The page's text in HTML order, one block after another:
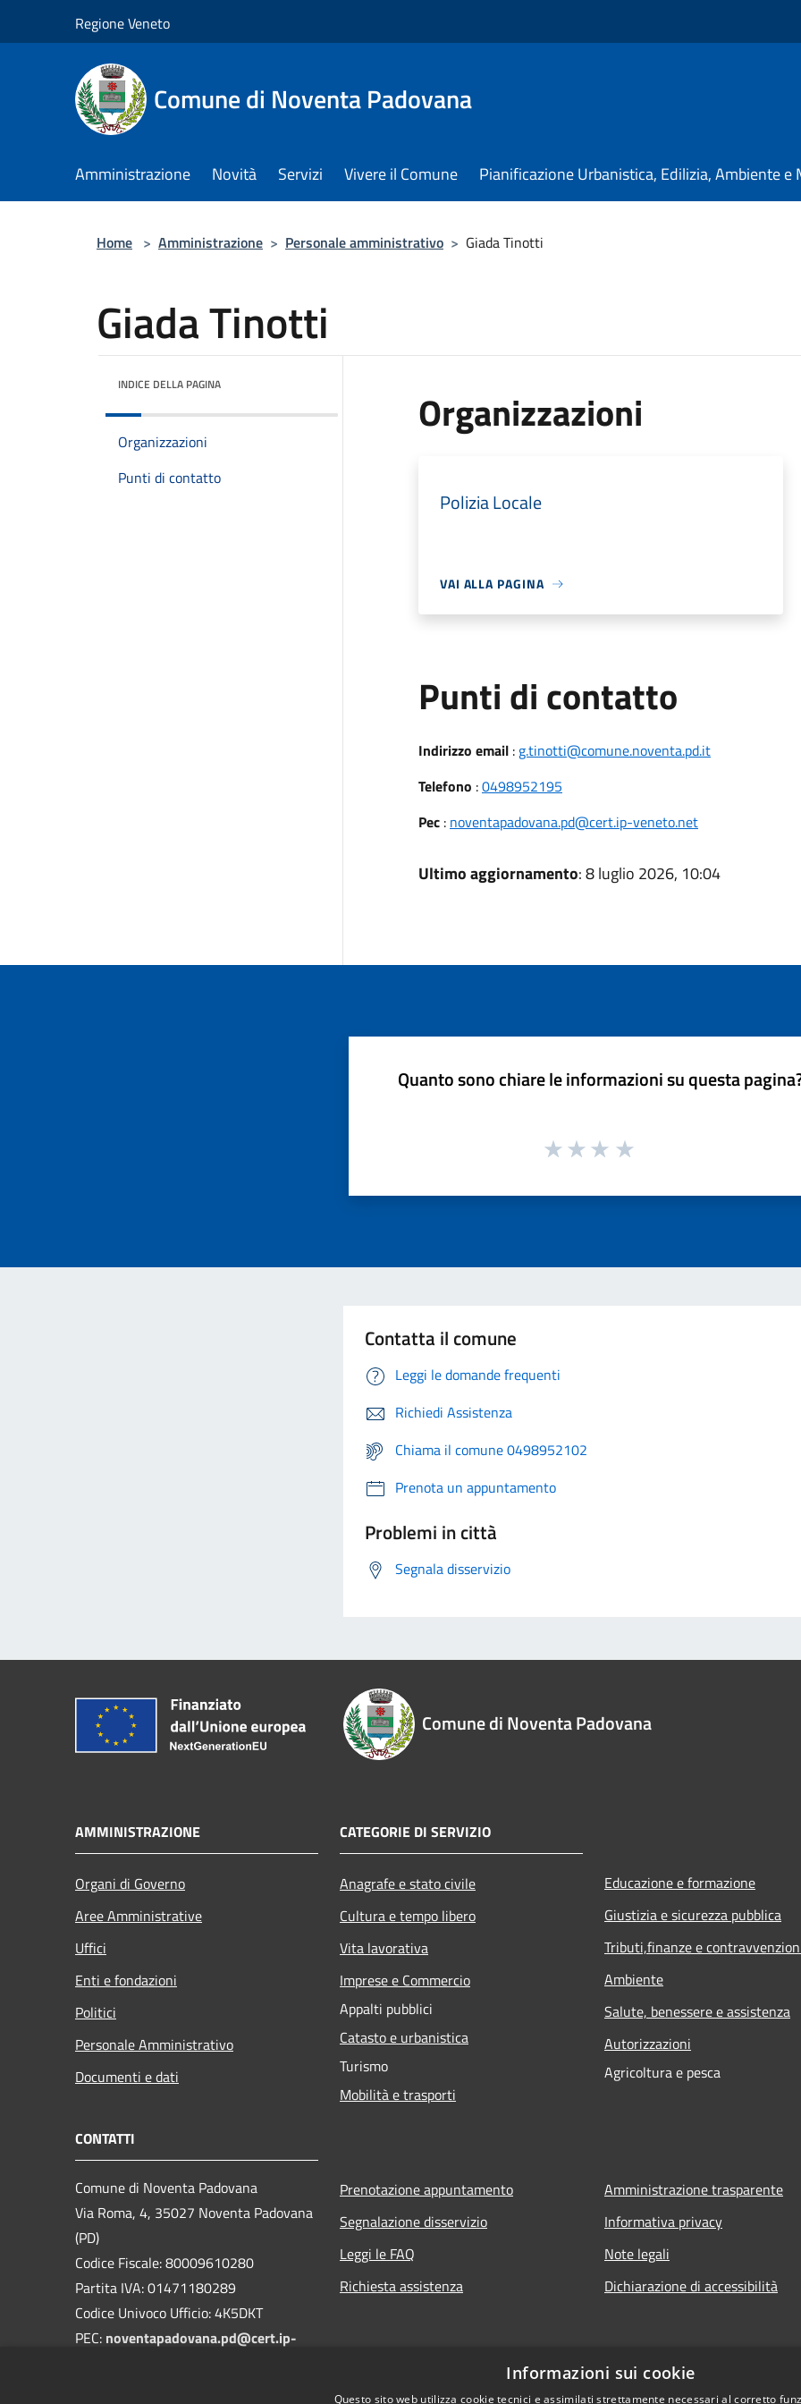
Regione Veneto
Comune di Noventa Padovana
Amministrazione Novità Servizi Vivere il Comune Pianificazione Urbanistica, Edilizia, Ambiente
Home > Amministrazione > Personale amministrativo > Giada Tinotti
Giada Tinotti
INDICE DELLA PAGINA
Organizzazioni
Punti di contatto
Organizzazioni
Polizia Locale
VAI ALLA PAGINA
Punti di contatto
Indirizzo email: g.tinotti@comune.noventa.pd.it
Telefono :0498952195
Pec: noventapadovana.pd@cert.ip-veneto.net
Ultimo aggiornamento: 8 luglio 2026, 10:04
Quanto sono chiare le informazioni su questa
Contatta il comune
Leggi le domande frequenti
Richiedi Assistenza
Chiama il comune 0498952102
Prenota un appuntamento
Problemi in città
Segnala disservizio
Comune di Noventa Padovana
AMMINISTRAZIONE
Organi di Governo
Aree Amministrative
Uffici
Enti e fondazioni
Politici
Personale Amministrativo
Documenti e dati
CATEGORIE DI SERVIZIO
Anagrafe e stato civile
Cultura e tempo libero
Vita lavorativa
Imprese e Commercio
Appalti pubblici
Catasto e urbanistica
Turismo
Mobilità e trasporti
Educazione e formazione
Giustizia e sicurezza pubblica
Tributi,finanze e
Ambiente
Salute, benessere e assistenza
Autorizzazioni
Agricoltura e pesca
CONTATTI
Comune di Noventa Padovana
Via Roma, 4, 35027 Noventa Padovana
(PD)
Codice Fiscale: 80009610280
Partita IVA: 01471180289
Codice Univoco Ufficio: 4K5DKT
PEC: noventapadovana.pd@cert.ip-
Prenotazione appuntamento
Segnalazione disservizio
Leggi le FAQ
Richiesta assistenza
Amministrazione trasparente
Informativa privacy
Note legali
Dichiarazione di accessibilità
Informazioni sui cookie
Questo sito web utilizza cookie tecnici e assimilati strettamente necessari al corretto